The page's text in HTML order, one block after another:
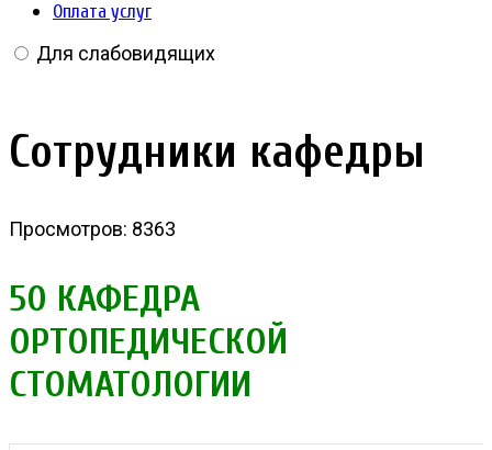
Оплата услуг
Для слабовидящих
Сотрудники кафедры
Просмотров: 8363
50 КАФЕДРА
ОРТОПЕДИЧЕСКОЙ
СТОМАТОЛОГИИ